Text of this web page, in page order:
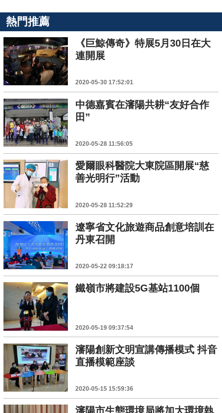
熱門推薦
《巨鯨傳奇》特展5月30日在大
連開展
2020-05-30 17:52:01
中德嘉賓在瀋陽共耕“友好合作
田”
2020-05-28 11:56:05
愛爾眼科醫院大東院區開展“慈
善光明行”活動
2020-05-28 11:52:29
遼寧省文化旅遊商品創意培訓在
丹東召開
2020-05-22 09:18:17
鐵嶺市將建設5G基站1100個
2020-05-19 09:37:54
瀋陽創新文明宣講傳播模式 抖音
直播模範座談
2020-05-15 15:59:36
瀋陽市生態環境局將加大環境執